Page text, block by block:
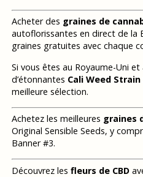
Acheter des graines de
autoflorissantes en direct de la
graines gratuites avec chaque
Si vous êtes au Royaume-Uni et
d’étonnantes Cali Weed Strain
meilleure sélection.
Achetez les meilleures graines
Original Sensible Seeds, y
Banner #3.
Découvrez les fleurs de CBD